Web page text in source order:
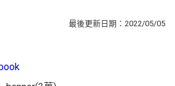
最後更新日期：2022/05/05